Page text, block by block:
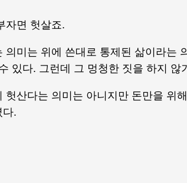
자면 헛살죠.
의미는 위에 쓴대로 통제된 삶이라는
있다. 그런데 그 멍청한 짓을 하지 않
헛산다는 의미는 아니지만 돈만을 위
다.